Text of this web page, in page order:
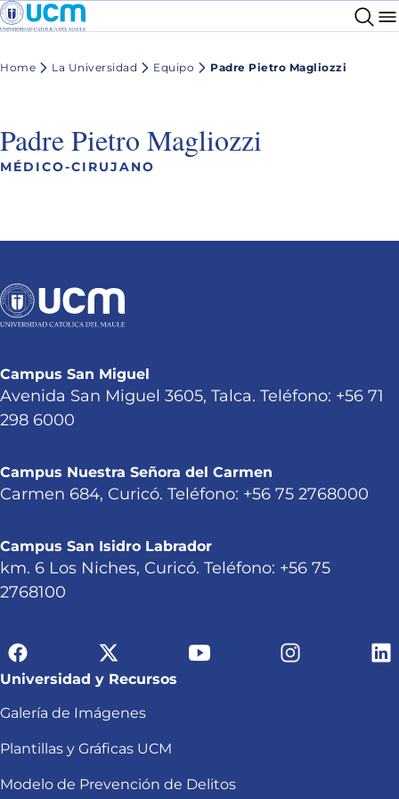
Home La Universidad Equipo Padre Pietro Magliozzi
Padre Pietro Magliozzi
MÉDICO-CIRUJANO
Campus San Miguel
Avenida San Miguel 3605, Talca. Teléfono: +56 71
298 6000
Campus Nuestra Señora del Carmen
Carmen 684, Curicó. Teléfono: +56 75 2768000
Campus San Isidro Labrador
km. 6 Los Niches, Curicó. Teléfono: +56 75
2768100
Universidad y Recursos
Galería de Imágenes
Plantillas y Gráficas UCM
Modelo de Prevención de Delitos